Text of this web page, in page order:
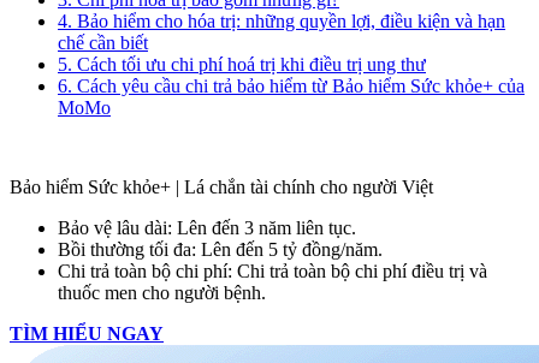
4. Bảo hiểm cho hóa trị: những quyền lợi, điều kiện và hạn
chế cần biết
5. Cách tối ưu chi phí hoá trị khi điều trị ung thư
6. Cách yêu cầu chi trả bảo hiểm từ Bảo hiểm Sức khỏe+ của
MoMo
Bảo hiểm Sức khỏe+ | Lá chắn tài chính cho người Việt
Bảo vệ lâu dài: Lên đến 3 năm liên tục.
Bồi thường tối đa: Lên đến 5 tỷ đồng/năm.
Chi trả toàn bộ chi phí: Chi trả toàn bộ chi phí điều trị và
thuốc men cho người bệnh.
TÌM HIỂU NGAY